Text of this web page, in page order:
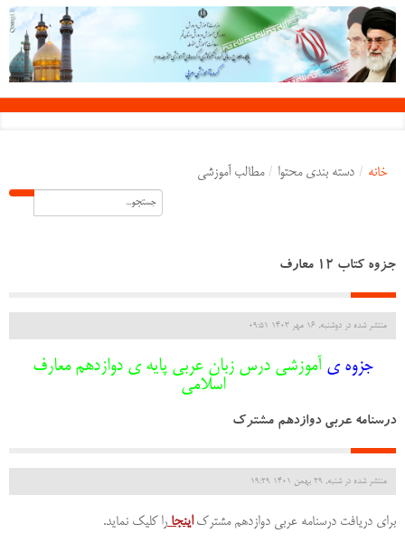
خانه / دسته بندی محتوا / مطالب آموزشی
جزوه کتاب 12 معارف
منتشر شده در دوشنبه, 16 مهر 1403 09:51
جزوه ی آموزشی درس زبان عربی پایه ی دوازدهم معارف
اسلامی
درسنامه عربی دوازدهم مشترک
منتشر شده در شنبه, 29 بهمن 1401 19:29
برای دریافت درسنامه عربی دوازدهم مشترک اینجا را کلیک نماید.